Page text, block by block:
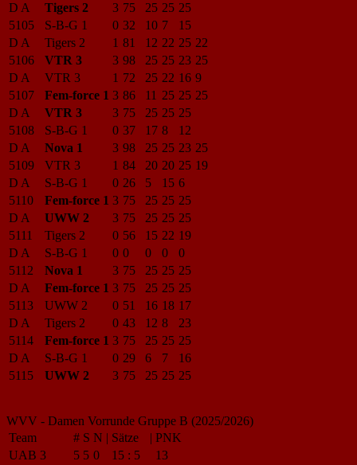
D A
Tigers 2 3 75 25 25 25
5105
S-B-G 1 0 32 10 7
15
D A
Tigers 2 1 81 12 22 25 22
5106
VTR 3 3 98 25 25 23 25
D A
VTR 3 1 72 25 22 16 9
5107
Fem-force 1 3 86 11 25 25 25
D A
VTR 3 3 75 25 25 25
5108
S-B-G 1 0 37 17 8
12
D A
Nova 1 3 98 25 25 23 25
5109
VTR 3 1 84 20 20 25 19
D A
S-B-G 1 0 26 5 15 6
5110
Fem-force 1 3 75 25 25 25
D A
UWW 2 3 75 25 25 25
5111
Tigers 2 0 56 15 22 19
D A
S-B-G 1 0 0 0 0
0
5112
Nova 1 3 75 25 25 25
D A
Fem-force 1 3 75 25 25 25
5113
UWW 2 0 51 16 18 17
D A
Tigers 2 0 43 12 8
23
5114
Fem-force 1 3 75 25 25 25
D A
S-B-G 1 0 29 6 7
16
5115
UWW 2 3 75 25 25 25
WVV - Damen Vorrunde Gruppe B (2025/2026)
Team
# S N | Sätze | PNK
UAB 3
5 5 0 15 : 5
13